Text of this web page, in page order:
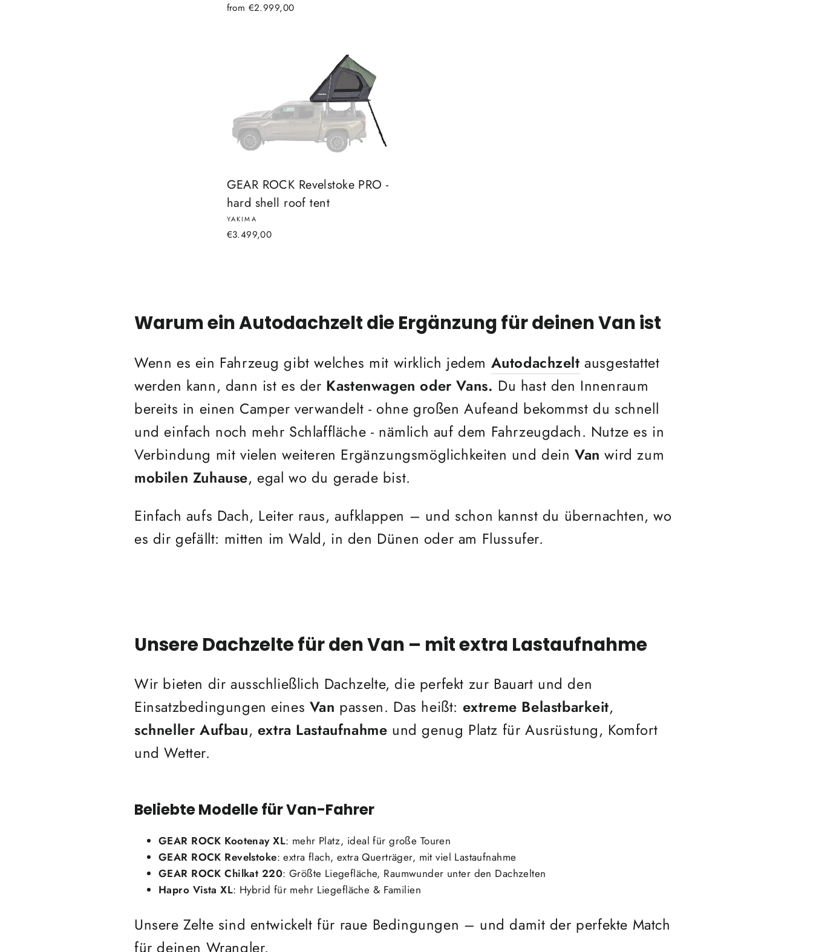
from €2.999,00
GEAR ROCK Revelstoke PRO -
hard shell roof tent
YAKIMA
€3.499,00
Warum ein Autodachzelt die Ergänzung für deinen Van ist
Wenn es ein Fahrzeug gibt welches mit wirklich jedem Autodachzelt ausgestattet
werden kann, dann ist es der Kastenwagen oder Vans. Du hast den Innenraum
bereits in einen Camper verwandelt - ohne großen Aufeand bekommst du schnell
und einfach noch mehr Schlaffläche - nämlich auf dem Fahrzeugdach. Nutze es in
Verbindung mit vielen weiteren Ergänzungsmöglichkeiten und deinVan wird zum
mobilen Zuhause, egal wo du gerade bist.
Einfach aufs Dach, Leiter raus, aufklappen – und schon kannst du übernachten, wo
es dir gefällt: mitten im Wald, in den Dünen oder am Flussufer.
Unsere Dachzelte für den Van – mit extra Lastaufnahme
Wir bieten dir ausschließlich Dachzelte, die perfekt zur Bauart und den
Einsatzbedingungen eines Van passen. Das heißt: extreme Belastbarkeit,
schneller Aufbau, extra Lastaufnahme und genug Platz für Ausrüstung, Komfort
und Wetter.
Beliebte Modelle für Van-Fahrer
GEAR ROCK Kootenay XL: mehr Platz, ideal für große Touren
GEAR ROCK Revelstoke: extra flach, extra Querträger, mit viel Lastaufnahme
GEAR ROCK Chilkat 220: Größte Liegefläche, Raumwunder unter den Dachzelten
Hapro Vista XL: Hybrid für mehr Liegefläche & Familien
Unsere Zelte sind entwickelt für raue Bedingungen – und damit der perfekte Match
für deinen Wrangler.